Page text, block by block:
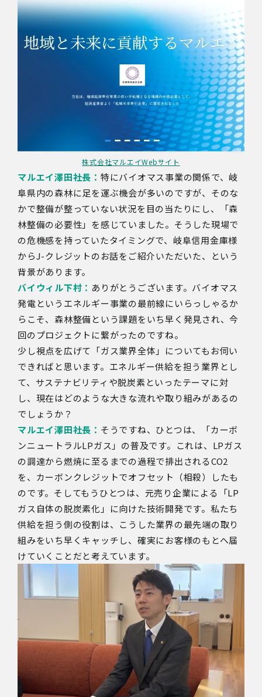
株式会社マルエイWebサイト
マルエイ澤田社長： 特にバイオマス事業の関係で、岐
阜県内の森林に足を運ぶ機会が多いのですが、そのな
かで整備が整っていない状況を目の当たりにし、「森
林整備の必要性」を感じていました。そうした現場で
の危機感を持っていたタイミングで、岐阜信用金庫様
からJ-クレジットのお話をご紹介いただいた、という
背景があります。
バイウィル下村： ありがとうございます。バイオマス
発電というエネルギー事業の最前線にいらっしゃるか
らこそ、森林整備という課題をいち早く発見され、今
回のプロジェクトに繋がったのですね。
少し視点を広げて「ガス業界全体」についてもお伺い
できればと思います。エネルギー供給を担う業界とし
て、サステナビリティや脱炭素といったテーマに対
し、現在はどのような大きな流れや取り組みがあるの
でしょうか？
マルエイ澤田社長： そうですね、ひとつは、「カーボ
ンニュートラルLPガス」の普及です。これは、 LPガス
の調達から燃焼に至るまでの過程で排出されるCO2
を、カーボンクレジットでオフセット（相殺）したも
のです。そしてもうひとつは、元売り企業による「LP
ガス自体の脱炭素化」に向けた技術開発です。私たち
供給を担う側の役割は、こうした業界の最先端の取り
組みをいち早くキャッチし、確実にお客様のもとへ届
けていくことだと考えています。